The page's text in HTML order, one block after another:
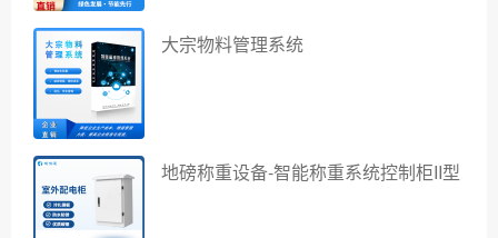
大宗物料管理系统
地磅称重设备-智能称重系统控制柜II型